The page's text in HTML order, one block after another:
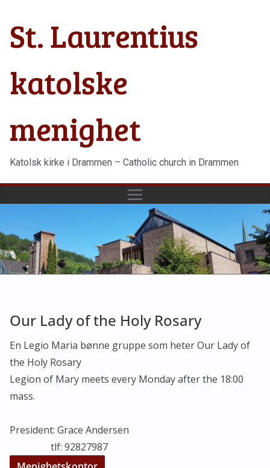
innholdet
St. Laurentius
katolske
menighet
Katolsk kirke i Drammen – Catholic church in Drammen
Our Lady of the Holy Rosary
En Legio Maria bønne gruppe som heter Our Lady of
the Holy Rosary
Legion of Mary meets every Monday after the 18:00
mass.
President: Grace Andersen
tlf: 92827987